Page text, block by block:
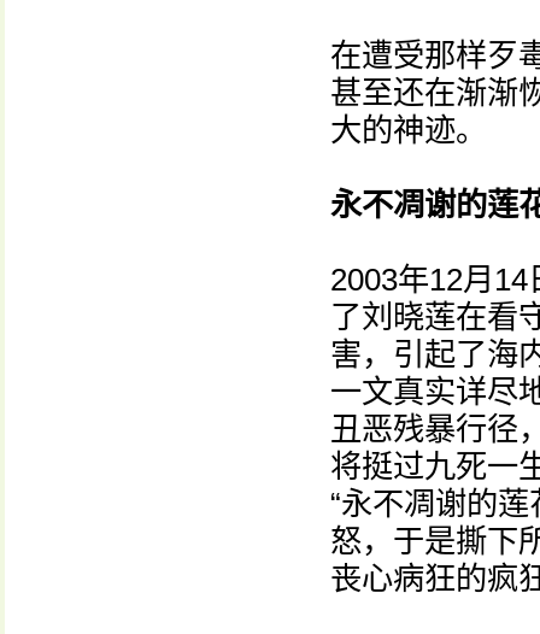
在遭受那样歹
甚至还在渐渐
大的神迹。
永不凋谢的莲
2003年12月14
了刘晓莲在看
害，引起了海
一文真实详尽
丑恶残暴行径
将挺过九死一
“永不凋谢的
怒，于是撕下
丧心病狂的疯